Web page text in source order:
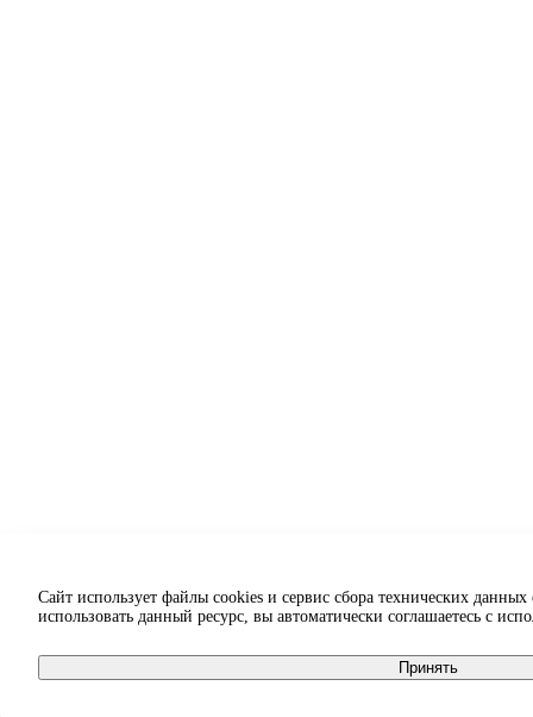
Сайт использует файлы cookies и сервис сбора технических
использовать данный ресурс, вы автоматически соглашаетесь с
Принять